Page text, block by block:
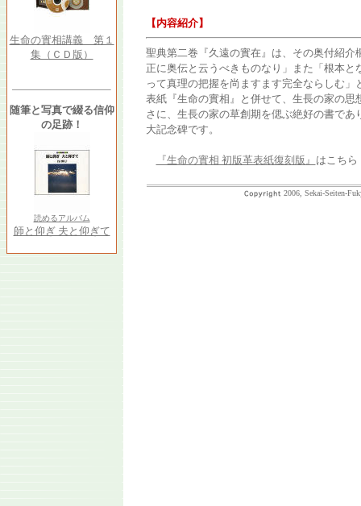
生命の實相講義 第１
集（ＣＤ版）
随筆と写真で綴る信仰
の足跡！
読めるアルバム
師と仰ぎ 夫と仰ぎて
【内容紹介】
聖典第二巻『久遠の實在』は、その奥付紹
正に奥伝と云うべきものなり」また「根本
って真理の把握を尚ますます完全ならしむ
表紙『生命の實相』と併せて、生長の家の
さに、生長の家の草創期を偲ぶ絶好の書で
大記念碑です。
『生命の實相 初版革表紙復刻版』 はこちら
2006, Sekai-Seiten-